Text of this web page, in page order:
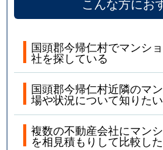
国頭郡今帰仁村でマンシ
社を探している
国頭郡今帰仁村近隣のマ
場や状況について知りたい
複数の不動産会社にマン
を相見積もりして比較し